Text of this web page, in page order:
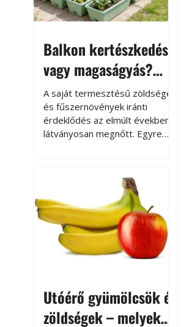
Balkon kertészkedés
vagy magaságyás?
Helytakarékos
kertészkedés
A saját termesztésű zöldségek
és fűszernövények iránti
érdeklődés az elmúlt években
látványosan megnőtt. Egyre
kertészkedés sokak számára
kikapcsolódást és feltöltődést
is jelent.
Utóérő gyümölcsök és
zöldségek – melyek